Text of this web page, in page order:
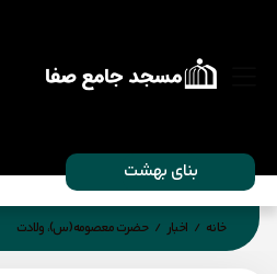
بنای بهشت
خانه / اخبار / حضرت معصومه(س)، ولادت